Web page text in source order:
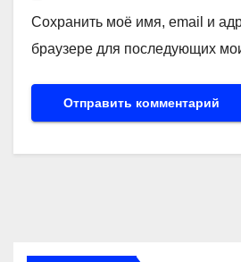
Сохранить моё имя, email и
браузере для последующих